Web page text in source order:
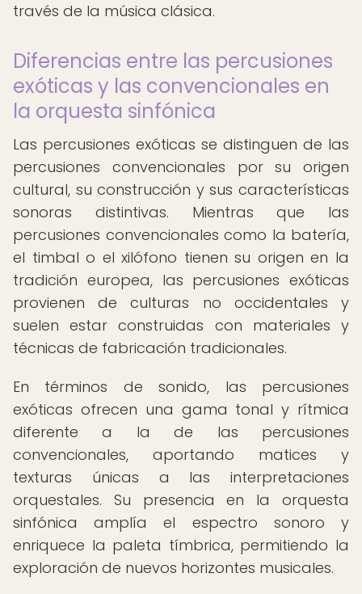
través de la música clásica.
Diferencias entre las percusiones
exóticas y las convencionales en
la orquesta sinfónica
Las percusiones exóticas se distinguen de las
percusiones convencionales por su origen
cultural, su construcción y sus características
sonoras distintivas. Mientras que las
percusiones convencionales como la batería,
el timbal o el xilófono tienen su origen en la
tradición europea, las percusiones exóticas
provienen de culturas no occidentales y
suelen estar construidas con materiales y
técnicas de fabricación tradicionales.
En términos de sonido, las percusiones
exóticas ofrecen una gama tonal y rítmica
diferente a la de las percusiones
convencionales, aportando matices y
texturas únicas a las interpretaciones
orquestales. Su presencia en la orquesta
sinfónica amplía el espectro sonoro y
enriquece la paleta tímbrica, permitiendo la
exploración de nuevos horizontes musicales.